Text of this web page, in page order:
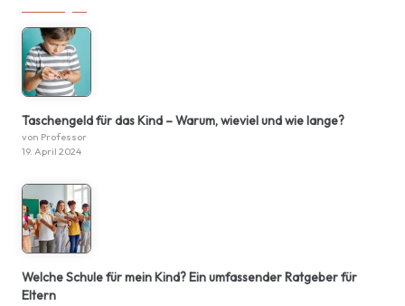
Taschengeld für das Kind – Warum, wieviel und wie lange?
von Professor
19. April 2024
Welche Schule für mein Kind? Ein umfassender Ratgeber für
Eltern